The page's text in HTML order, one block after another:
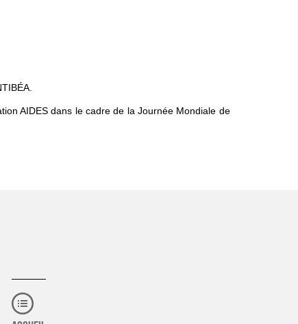
AIDES dans le cadre de la Journée Mondiale de